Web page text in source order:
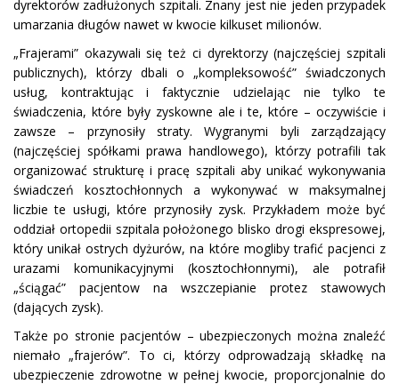
dyrektorów zadłużonych szpitali. Znany jest nie jeden przypadek
umarzania długów nawet w kwocie kilkuset milionów.
„Frajerami” okazywali się też ci dyrektorzy (najczęściej szpitali
publicznych), którzy dbali o „kompleksowość” świadczonych
usług, kontraktując i faktycznie udzielając nie tylko te
świadczenia, które były zyskowne ale i te, które – oczywiście i
zawsze – przynosiły straty. Wygranymi byli zarządzający
(najczęściej spółkami prawa handlowego), którzy potrafili tak
organizować strukturę i pracę szpitali aby unikać wykonywania
świadczeń kosztochłonnych a wykonywać w maksymalnej
liczbie te usługi, które przynosiły zysk. Przykładem może być
oddział ortopedii szpitala położonego blisko drogi ekspresowej,
który unikał ostrych dyżurów, na które mogliby trafić pacjenci z
urazami komunikacyjnymi (kosztochłonnymi), ale potrafił
„ściągać” pacjentow na wszczepianie protez stawowych
(dających zysk).
Także po stronie pacjentów – ubezpieczonych można znaleźć
niemało „frajerów”. To ci, którzy odprowadzają składkę na
ubezpieczenie zdrowotne w pełnej kwocie, proporcjonalnie do